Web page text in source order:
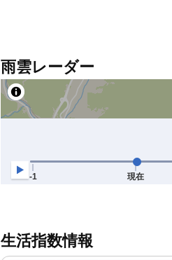
雨雲レーダー
生活指数情報